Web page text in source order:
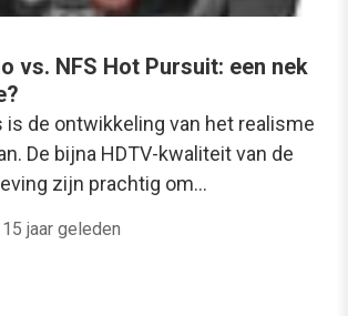
vs. NFS Hot Pursuit: een nek
is de ontwikkeling van het realisme
De bijna HDTV-kwaliteit van de
zijn prachtig om…
15 jaar geleden